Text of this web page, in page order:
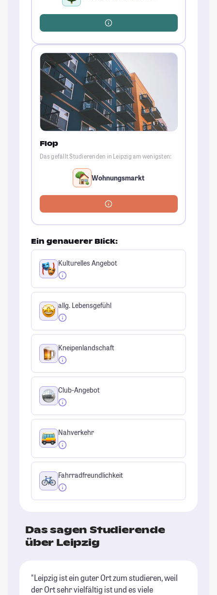
Flop
Das gefällt Studierenden in Leipzig am wenigsten:
Wohnungsmarkt
Ein genauerer Blick:
Kulturelles Angebot
allg. Lebensgefühl
Kneipenlandschaft
Club-Angebot
Nahverkehr
Fahrradfreundlichkeit
Das sagen Studierende
über Leipzig
"Leipzig ist ein guter Ort zum studieren, weil
der Ort sehr vielfältig ist und es viele